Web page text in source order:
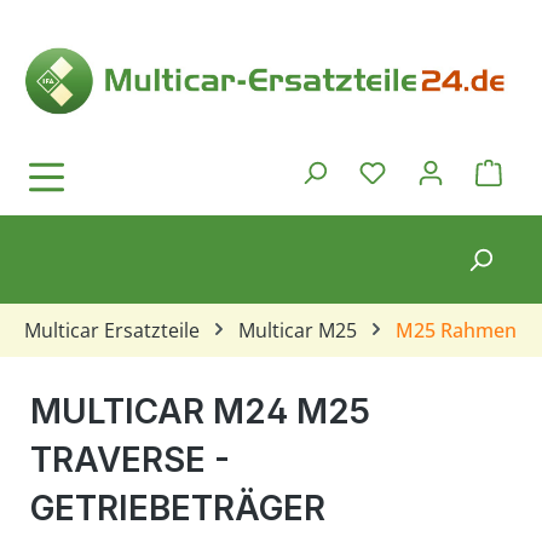
Du hast 0
Multicar Ersatzteile Multicar M25 M25 Rahmen
MULTICAR M24 M25
TRAVERSE -
GETRIEBETRÄGER